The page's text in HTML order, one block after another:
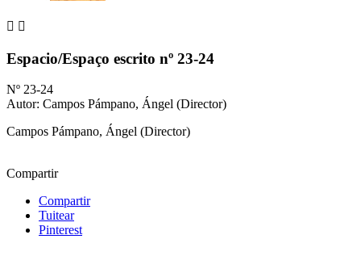
 
Espacio/Espaço escrito nº 23-24
Nº 23-24
Autor: Campos Pámpano, Ángel (Director)
Campos Pámpano, Ángel (Director)
Compartir
Compartir
Tuitear
Pinterest